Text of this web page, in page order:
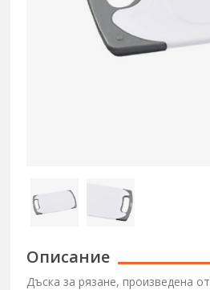
Описание
Дъска за рязане, произведена от